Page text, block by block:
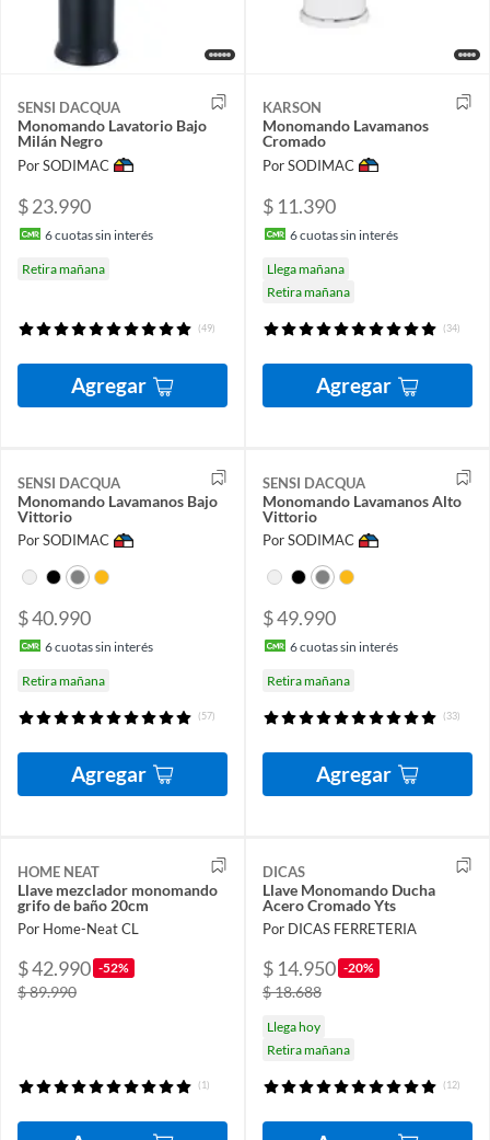
SENSI DACQUA
Monomando Lavatorio Bajo
Milán Negro
Por SODIMAC
$ 23.990
6cuotas sin interés
Retira mañana
(49)
Agregar
KARSON
Monomando Lavamanos
Cromado
Por SODIMAC
$ 11.390
6cuotas sin interés
Llega mañana
Retira mañana
(34)
Agregar
SENSI DACQUA
Monomando Lavamanos Bajo
Vittorio
Por SODIMAC
$ 40.990
6cuotas sin interés
Retira mañana
(57)
Agregar
SENSI DACQUA
Monomando Lavamanos Alto
Vittorio
Por SODIMAC
$ 49.990
6cuotas sin interés
Retira mañana
(33)
Agregar
HOME NEAT
Llave mezclador monomando
grifo de baño 20cm
Por Home-Neat CL
$ 42.990 -52%
$ 89.990
(1)
DICAS
Llave Monomando Ducha
Acero Cromado Yts
Por DICAS FERRETERIA
$ 14.950 -20%
$ 18.688
Llega hoy
Retira mañana
(12)